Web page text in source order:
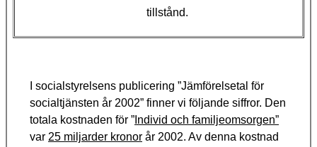
tillstånd.
I socialstyrelsens publicering ”Jämförelsetal för
socialtjänsten år 2002” finner vi följande siffror. Den
totala kostnaden för ” Individ och familjeomsorgen”
var 25 miljarder kronor år 2002. Av denna kostnad